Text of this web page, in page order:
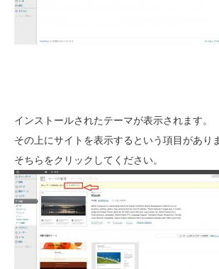
インストールされたテーマが表示されます。
その上にサイトを表示するという項目があり
そちらをクリックしてください。